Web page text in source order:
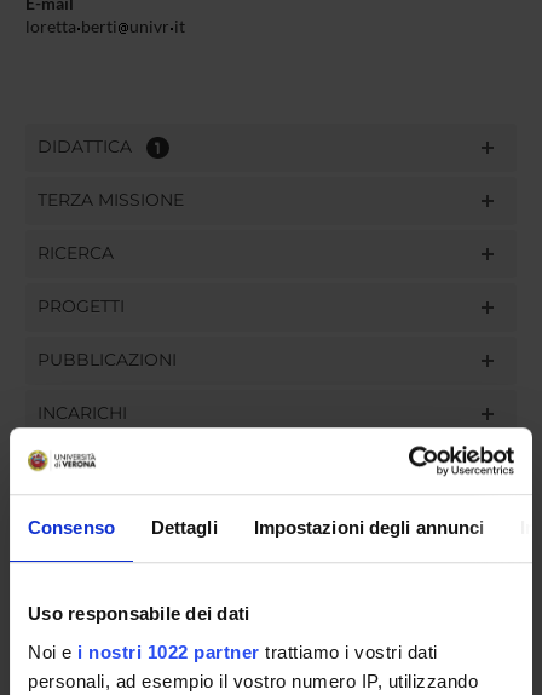
Consenso Dettagli Impostazioni degli annunci
Uso responsabile dei dati
Noi e i nostri 1022 partner trattiamo i vostri dati
personali, ad esempio il vostro numero IP, utilizzando
loretta berti univr it
DIDATTICA 1
TERZA MISSIONE
RICERCA
PROGETTI
PUBBLICAZIONI
INCARICHI
ORGANIZZAZIONE
COMMISSIONI